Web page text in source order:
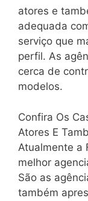
atores e
adequada
serviço que
perfil. As
cerca de
modelos.
Confira Os
Atores E
Atualmente a
melhor
São as
também